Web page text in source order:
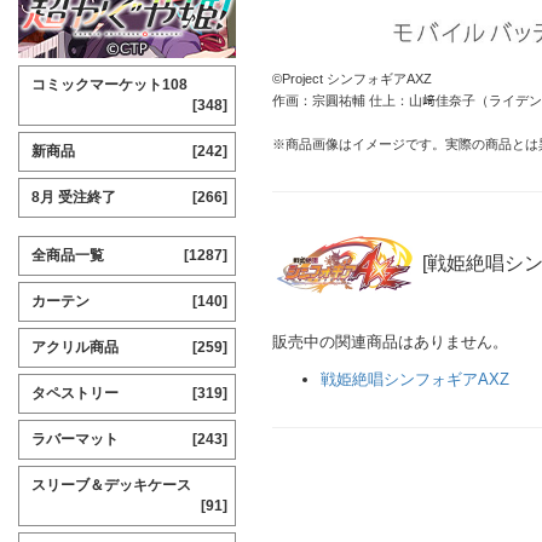
©Project シンフォギアAXZ
作画：宗圓祐輔 仕上：山﨑佳奈子（ライデ
※商品画像はイメージです。実際の商品と
[戦姫絶唱シ
販売中の関連商品はありません。
戦姫絶唱シンフォギアAXZ
コミックマーケット108
[348]
新商品 [242]
8月 受注終了 [266]
全商品一覧 [1287]
カーテン [140]
アクリル商品 [259]
タペストリー [319]
ラバーマット [243]
スリーブ＆デッキケース
[91]